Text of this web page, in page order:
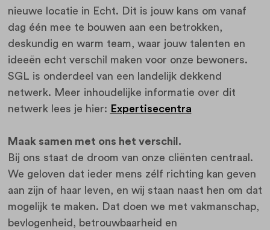
nieuwe locatie in Echt. Dit is jouw kans om vanaf
dag één mee te bouwen aan een betrokken,
deskundig en warm team, waar jouw talenten en
ideeën echt verschil maken voor onze bewoners.
SGL is onderdeel van een landelijk dekkend
netwerk. Meer inhoudelijke informatie over dit
netwerk lees je hier: Expertisecentra
Maak samen met ons het verschil.
Bij ons staat de droom van onze cliënten centraal.
We geloven dat ieder mens zélf richting kan geven
aan zijn of haar leven, en wij staan naast hen om dat
mogelijk te maken. Dat doen we met vakmanschap,
bevlogenheid, betrouwbaarheid en